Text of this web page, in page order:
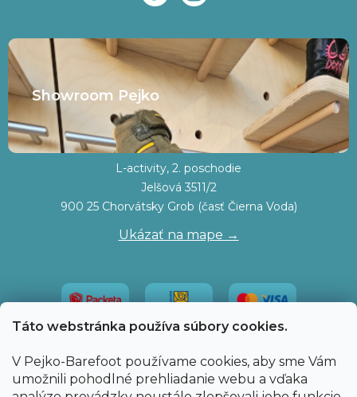
Táto webstránka používa súbory cookies.
V Pejko-Barefoot používame cookies, aby sme Vám
umožnili pohodlné prehliadanie webu a vďaka
Showroom Pejko
L-activity, 2. poschodie
Jelšová 3511/2
900 25 Chorvátsky Grob (časť Čierna Voda)
Ukázať na mape →